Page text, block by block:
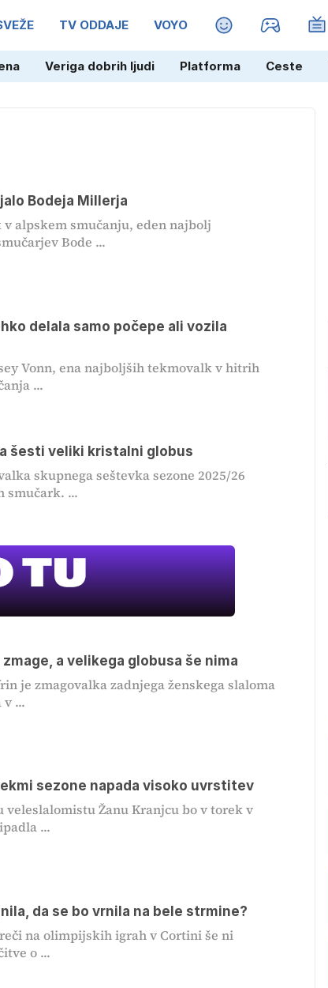
TV ODDAJE VOYO MAGAZIN
Veriga dobrih ljudi Platforma Ceste
Bodeja Millerja
alpskem smučanju, eden najbolj
Bode ...
delala samo počepe ali vozila
Vonn, ena najboljših tekmovalk v hitrih
...
šesti veliki kristalni globus
skupnega seštevka sezone 2025/26
smučark. ...
a velikega globusa še nima
je zmagovalka zadnjega ženskega slaloma
v ...
sezone napada visoko uvrstitev
veleslalomistu Žanu Kranjcu bo v torek v
...
da se bo vrnila na bele strmine?
na olimpijskih igrah v Cortini še ni
o ...
PINGVIN